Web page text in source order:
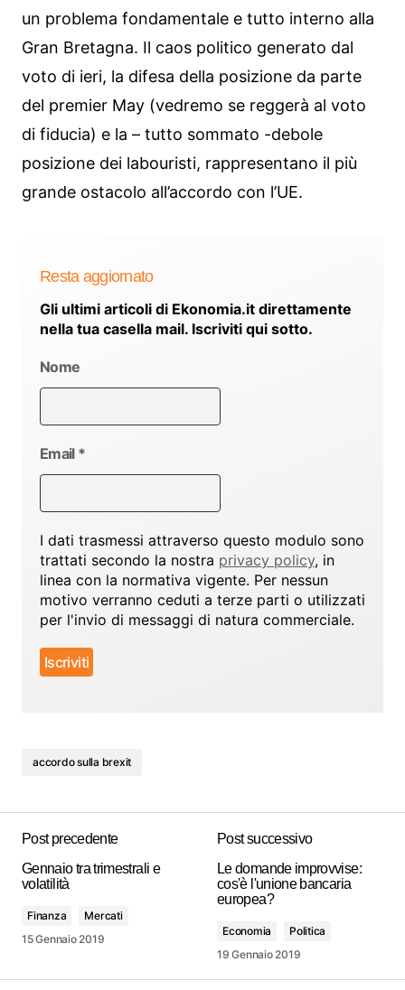
un problema fondamentale e tutto interno alla
Gran Bretagna. Il caos politico generato dal
voto di ieri, la difesa della posizione da parte
del premier May (vedremo se reggerà al voto
di fiducia) e la – tutto sommato -debole
posizione dei labouristi, rappresentano il più
grande ostacolo all’accordo con l’UE.
Resta aggiornato
Gli ultimi articoli di Ekonomia.it direttamente
nella tua casella mail. Iscriviti qui sotto.
Nome
Email *
I dati trasmessi attraverso questo modulo sono
trattati secondo la nostra privacy policy, in
linea con la normativa vigente. Per nessun
motivo verranno ceduti a terze parti o utilizzati
per l'invio di messaggi di natura commerciale.
accordo sulla brexit
Post precedente
Gennaio tra trimestrali e
volatilità
Finanza
Mercati
15 Gennaio 2019
Post successivo
Le domande improvvise:
cos'è l'unione bancaria
europea?
Economia
Politica
19 Gennaio 2019